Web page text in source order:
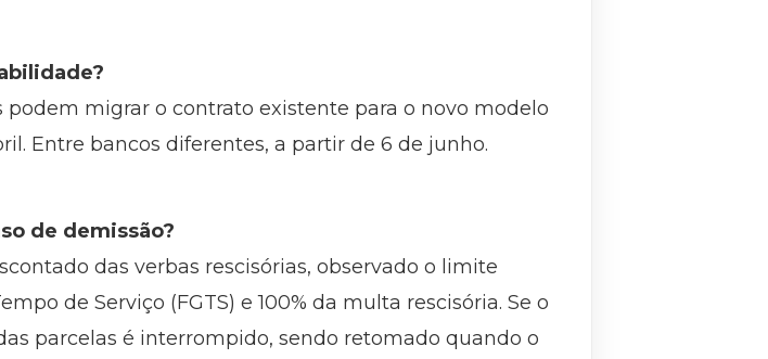
migrar o contrato existente para o novo modelo
Entre bancos diferentes, a partir de 6 de junho.
de demissão?
das verbas rescisórias, observado o limite
de Serviço (FGTS) e 100% da multa rescisória. Se o
parcelas é interrompido, sendo retomado quando o